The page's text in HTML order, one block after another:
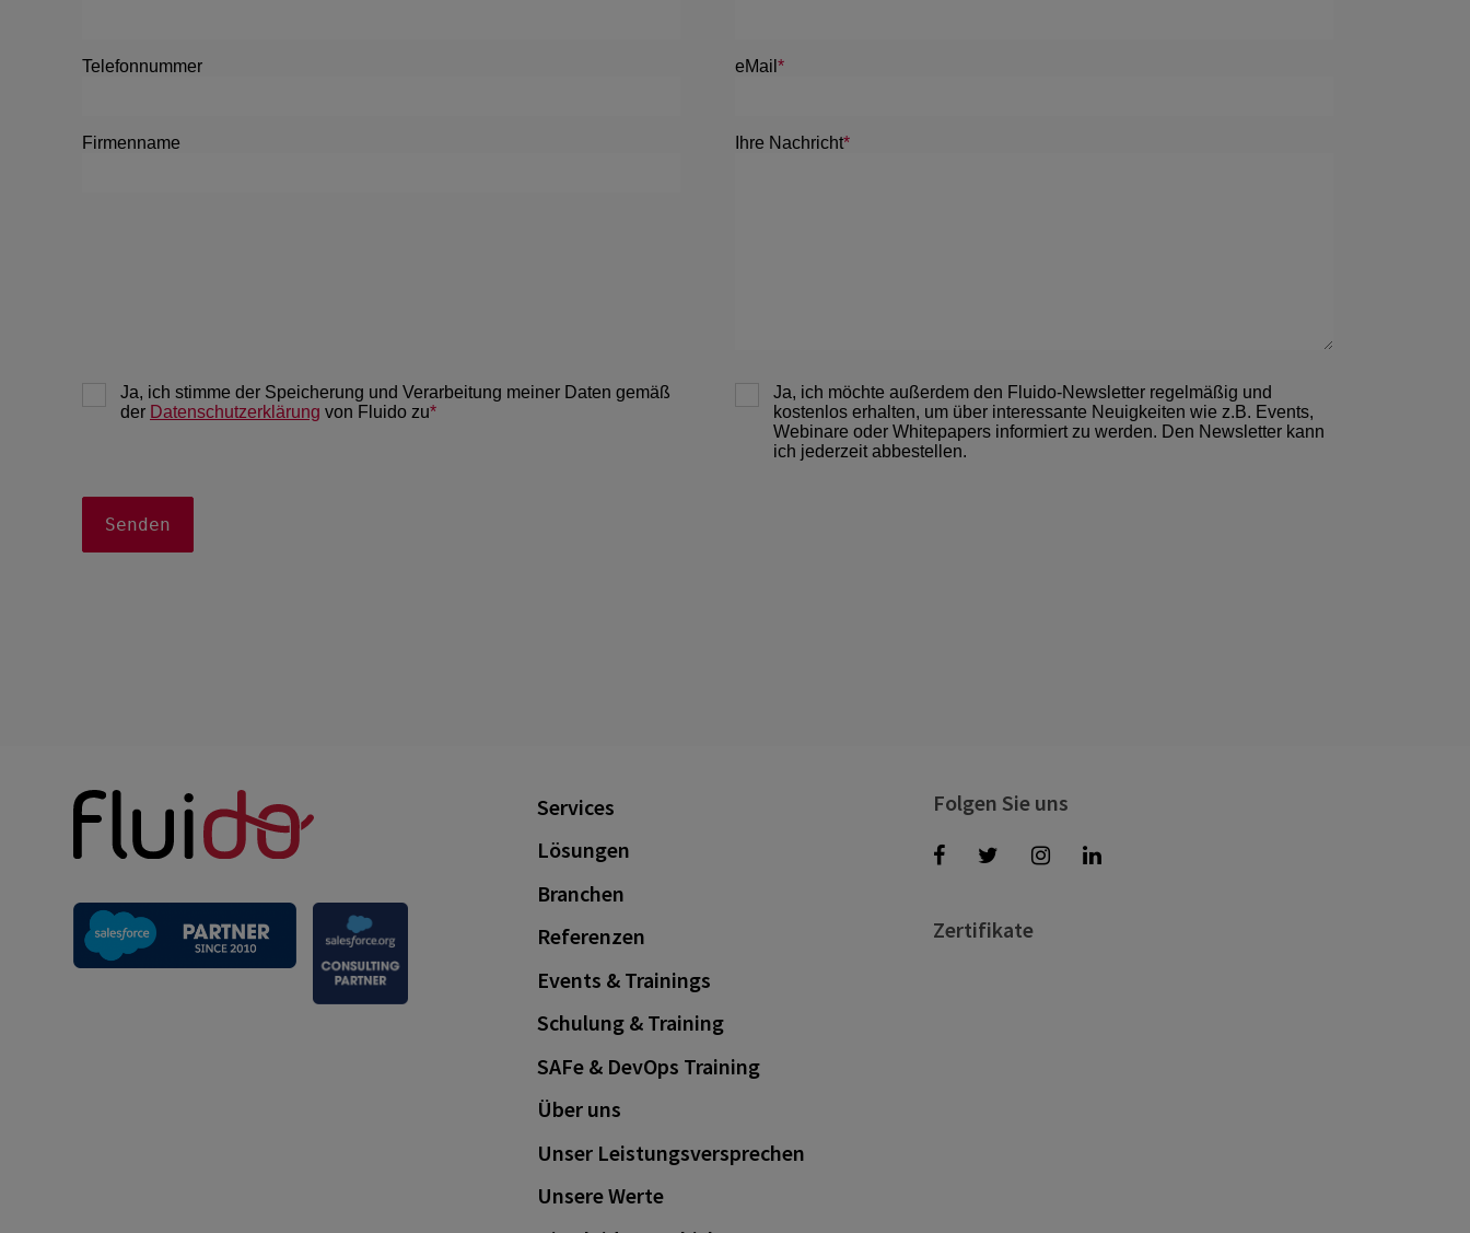
Services
Lösungen
Branchen
Referenzen
Events & Trainings
Schulung & Training
SAFe & DevOps Training
Über uns
Unser Leistungsversprechen
Unsere Werte
Folgen Sie uns
Zertifikate